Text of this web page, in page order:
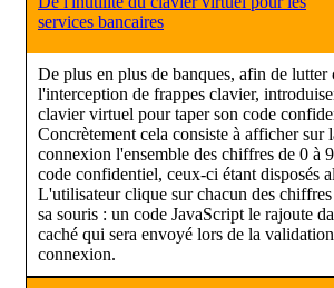
services bancaires
De plus en plus de banques, afin de lutter
l'interception de frappes clavier,
clavier virtuel pour taper son code
Concrètement cela consiste à afficher sur
connexion l'ensemble des chiffres de 0 à
code confidentiel, ceux-ci étant disposés
L'utilisateur clique sur chacun des
sa souris : un code JavaScript le rajoute
caché qui sera envoyé lors de la
connexion.